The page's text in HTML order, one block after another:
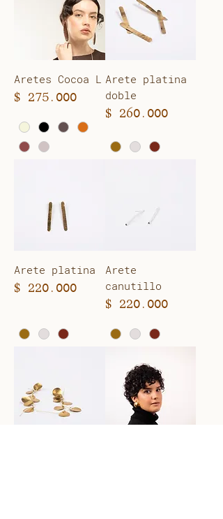
Aretes Cocoa L
Precio
$ 275.000
Arete platina
doble
Precio
$ 260.000
Arete platina
Precio
$ 220.000
Arete
canutillo
Precio
$ 220.000